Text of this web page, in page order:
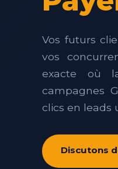
Vos futurs
vos
exacte où
campagnes
clics en leads
Discutons